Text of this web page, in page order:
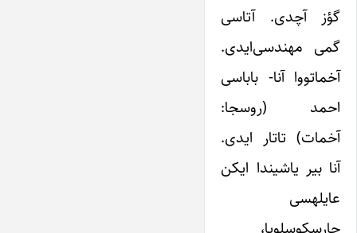
گؤز آچدی. آتاسی
گمی مهندسی‌ایدی.
احمد (روسجا:
آخمات) تاتار ایدی.
آنا بیر یاشیندا ایکن
عایله‎سی